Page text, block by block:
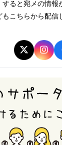
ると宛メの情報
こちらから配信